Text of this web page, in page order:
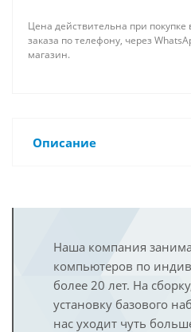
Цена действительна при
заказа по телефону, через
магазин.
Описание
Наша компания
компьютеров по
более 20 лет. На
установку базового
нас уходит чуть